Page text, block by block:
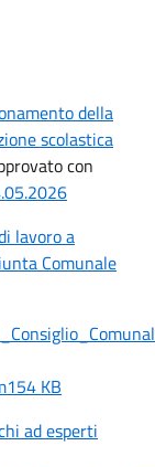
della
scolastica
con
lavoro a
Comunale
KB
ad esperti